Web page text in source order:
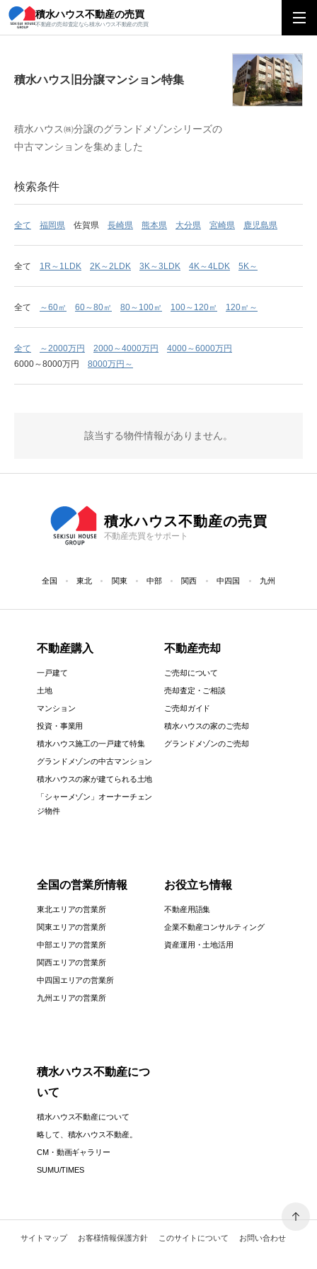
積水ハウス不動産の売買
不動産の売却査定なら積水ハウス不動産の売買
積水ハウス旧分譲マンション特集
積水ハウス旧分譲マンション特集
積水ハウス㈱分譲のグランドメゾンシリーズの
中古マンションを集めました
検索条件
全て 福岡県 佐賀県 長崎県 熊本県 大分県 宮崎県 鹿児島県
全て 1R～1LDK 2K～2LDK 3K～3LDK 4K～4LDK 5K～
全て ～60㎡ 60～80㎡ 80～100㎡ 100～120㎡ 120㎡～
全て ～2000万円 2000～4000万円
4000～6000万円
6000～8000万円
8000万円～
該当する物件情報がありません。
積水ハウス不動産の売買
不動産売買をサポート
全国 東北 関東 中部 関西 中四国 九州
不動産購入
一戸建て
土地
マンション
投資・事業用
積水ハウス施工の一戸建て特集
グランドメゾンの中古マンション
積水ハウスの家が建てられる土地
「シャーメゾン」オーナーチェン
ジ物件
不動産売却
ご売却について
売却査定・ご相談
ご売却ガイド
積水ハウスの家のご売却
グランドメゾンのご売却
全国の営業所情報
東北エリアの営業所
関東エリアの営業所
中部エリアの営業所
関西エリアの営業所
中四国エリアの営業所
九州エリアの営業所
お役立ち情報
不動産用語集
企業不動産コンサルティング
資産運用・土地活用
積水ハウス不動産につ
いて
積水ハウス不動産について
略して、積水ハウス不動産。
CM・動画ギャラリー
SUMU/TIMES
サイトマップ お客様情報保護方針 このサイトについて お問い合わせ